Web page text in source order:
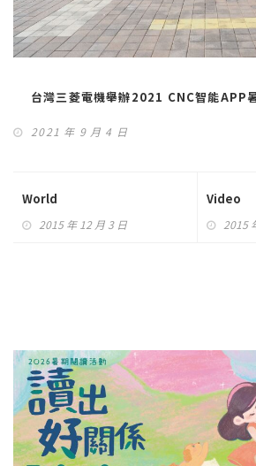
台灣三菱電機舉辦2021 CNC智能APP
2021 年 9 月 4 日
World
2015 年 12 月 3 日
Video
2015